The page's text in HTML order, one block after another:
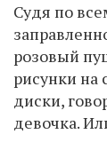
Судя по
розовый
рисунки на
диски,
девочка.